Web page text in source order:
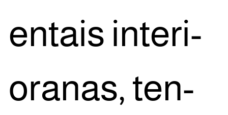
en­tais inte­ri­
o­ra­nas, ten­